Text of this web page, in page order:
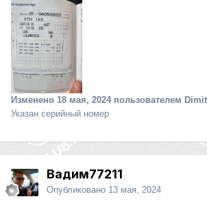
Изменено 18 мая, 2024 пользователем
Указан серийный номер
Вадим77211
Опубликовано 13 мая, 2024